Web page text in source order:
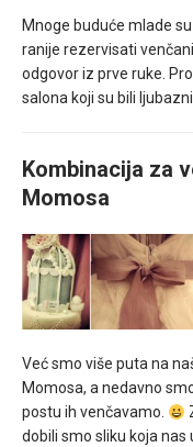
Mnoge buduće mlade
ranije rezervisati
odgovor iz prve ruke.
salona koji su bili
Kombinacija za
Momosa
Već smo više puta na
Momosa, a nedavno
postu ih venčavamo.
dobili smo sliku koja